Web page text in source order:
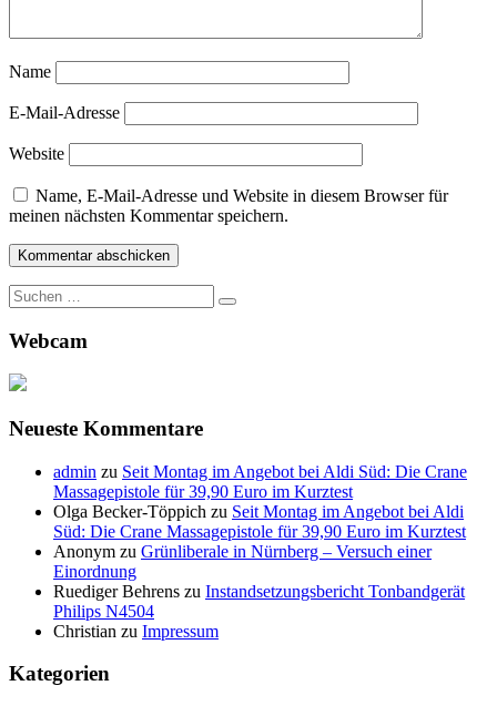
Name
E-Mail-Adresse
Website
Name, E-Mail-Adresse und Website in diesem Browser für
meinen nächsten Kommentar speichern.
Suche
nach:
Webcam
Neueste Kommentare
admin zu Seit Montag im Angebot bei Aldi Süd: Die Crane
Massagepistole für 39,90 Euro im Kurztest
Olga Becker-Töppich zu Seit Montag im Angebot bei Aldi
Süd: Die Crane Massagepistole für 39,90 Euro im Kurztest
Anonym zu Grünliberale in Nürnberg – Versuch einer
Einordnung
Ruediger Behrens zu Instandsetzungsbericht Tonbandgerät
Philips N4504
Christian zu Impressum
Kategorien